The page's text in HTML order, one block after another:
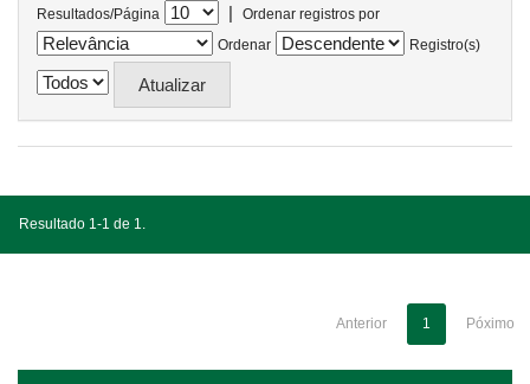
Resultados/Página |
Ordenar registros por
Ordenar
Registro(s)
Resultado 1-1 de 1.
Anterior 1 Póximo